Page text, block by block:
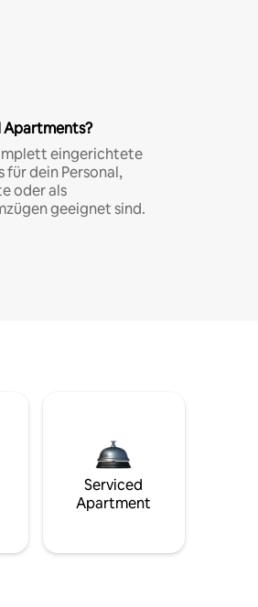
Apartments?
eingerichtete
dein Personal,
oder als
geeignet sind.
Serviced
Apartment